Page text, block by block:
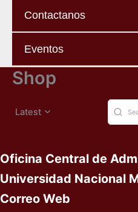
Contactanos
Eventos
Shop
Latest
Oficina Central de
Universidad Nacional
Correo Web